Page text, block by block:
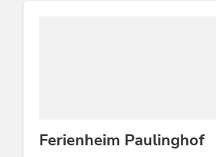
Ferienheim Paulinghof